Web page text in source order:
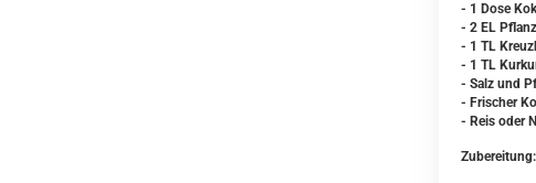
- 1 Dose
- 2 EL
- 1 TL
- 1 TL
- Salz und
- Frischer
- Reis oder
Zubereitung: